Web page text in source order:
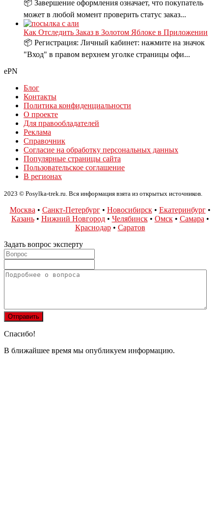
📦 Завершение оформления означает, что покупатель
может в любой момент проверить статус заказ...
Как Отследить Заказ в Золотом Яблоке в Приложении
📦 Регистрация: Личный кабинет: нажмите на значок
"Вход" в правом верхнем уголке страницы офи...
ePN
Блог
Контакты
Политика конфиденциальности
О проекте
Для правообладателей
Реклама
Справочник
Согласие на обработку персональных данных
Популярные страницы сайта
Пользовательское соглашение
В регионах
2023 © Posylka-trek.ru. Вся информация взята из открытых источников.
Москва • Санкт-Петербург• Новосибирск• Екатеринбург•
Казань• Нижний Новгород• Челябинск• Омск• Самара •
Краснодар• Саратов
Задать вопрос эксперту
Спасибо!
В ближайшее время мы опубликуем информацию.